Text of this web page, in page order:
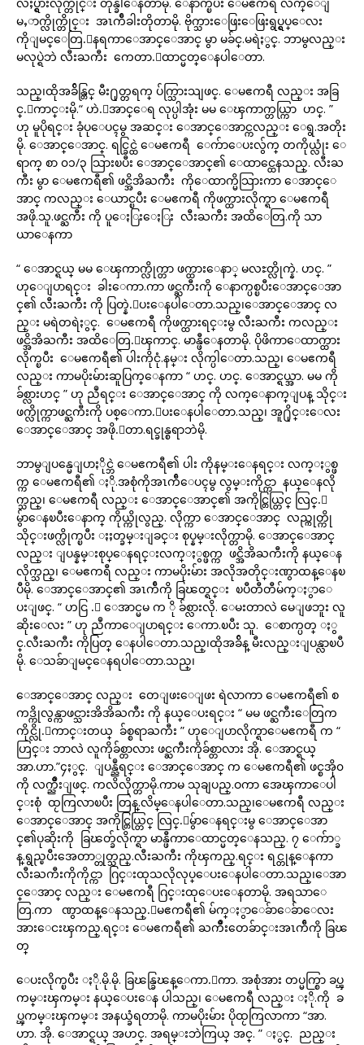
မႇာက္လိုက္တိုင္း အၤက်ီခါးတိုတာမို. ဗိုက္သားေဖြးေဖြးရွပ္ရွပ္ေလး
ကိုျမင္ေတြ.ေနရကာေအာင္ေအာင္ မွာ မခ်င္.မရဲႏွင္. ဘာမွလည္း
မလုပ္ရဲဘဲ လီးႀကီး ကေတာ.ေထာင္မတ္ေနပါေတာ.
သည္၊ထိုအခ်ိန္တြင္ မီး႐ုတ္တရက္ ပ်က္သြားသျဖင္. ေမဧကရီ လည္း အခြ
င္.ေကာင္းမို.“ ဟဲ.ေအာင္ေရ လုပ္ပါအုံး မမ ေၾကာက္တယ္ကြာ ဟင္. ”
ဟု မူပိုရင္း ခုံပုေပၚမွ အဆင္း ေအာင္ေအာင္ကလည္း ေရွ.အတိုး
မို. ေအာင္ေအာင္. ရင္ခြင္ထဲ ေမဧကရီ ေက်ာေပးလွ်က္ တကိုယ္လုံး ေ
ရာက္ စာ ၀၁/၃ သြားၿပီး ေအာင္ေအာင္၏ ေထာင္ထေနသည္. လီးႀ
ကီး မွာ ေမဧကရီ၏ ဖင္အိအိႀကီး ကိုေထာက္မိသြားကာ ေအာင္ေ
အာင္ ကလည္း ေယာင္ၿပီး ေမဧကရီ ကိုဖက္ထားလိုက္ရာ ေမဧကရီ
အဖို.သူ.ဖင္ႀကီး ကို ပူေႏြးေႏြး လီးႀကီး အထိေတြ.ကို သာ
ယာေနကာ
“ ေအာင္ရယ္ မမ ေၾကာက္လိုက္တာ ဖက္ထားေနာ္ မလႊတ္လိုက္နဲ. ဟင္. ”
ဟုေျပာရင္း ခါးေကာ.ကာ ဖင္ႀကီးကို ေနာက္ပစ္ၿပီးေအာင္ေအာ
င္၏ လီးႀကီး ကို ပြတ္နဲ.ေပးေနပါေတာ.သည္၊ေအာင္ေအာင္ လ
ည္း မရဲတရဲႏွင္. ေမဧကရီ ကိုဖက္ထားရင္းမွ လီးႀကီး ကလည္း
ဖင္အိအိႀကီး အထိေတြ.ေၾကာင္. မာန္ဖီေနတာမို. ပိုဖိကာေထာက္ထား
လိုက္ၿပီး ေမဧကရီ၏ ပါးကိုငုံ.နမ္း လိုက္ပါေတာ.သည္၊ ေမဧကရီ
လည္း ကာမပိုးမ်ားဆူပြက္ေနကာ “ ဟင္. ဟင္. ေအာင္ရယ္အာ. မမ ကို
ခ်စ္လားဟင္ ” ဟု ညဳရင္း ေအာင္ေအာင္ ကို လက္ေနာက္ျပန္ သိုင္း
ဖက္လိုက္ကာဖင္ႀကီးကို ပစ္ေကာ.ေပးေနပါေတာ.သည္၊ အူ႐ိုင္းေလး
ေအာင္ေအာင္ အဖို.ေတာ.ရင္ခုန္စရာဘဲမို.
ဘာမွျပန္မေျပာႏိုင္ဘဲ ေမဧကရီ၏ ပါး ကိုနမ္းေနရင္း လက္ႏွစ္ဖ
က္က ေမဧကရီ၏ ႏို.အစုံကိုအၤက်ီေပၚမွ လွမ္းကိုင္ကာ နယ္ေနလို
က္သည္၊ ေမဧကရီ လည္း ေအာင္ေအာင္၏ အကိုင္တြယ္တြင္ လြင္.ေ
မွ်ာေနၿပီးေနာက္ ကိုယ္ကိုလွည္. လိုက္ကာ ေအာင္ေအာင္ လည္ကုတ္ကို
သိုင္းဖက္လိုက္ၿပီး ႏႈတ္ခမ္းျခင္း စုပ္နမ္းလိုက္တာမို. ေအာင္ေအာင္
လည္း ျပန္နမ္းစုပ္ေနရင္းလက္ႏွစ္ဖက္က ဖင္အိအိႀကီးကို နယ္ေန
လိုက္သည္၊ ေမဧကရီ လည္း ကာမပိုးမ်ား အလိုအတိုင္းဏွာထန္ေနၿ
ပီမို. ေအာင္ေအာင္၏ အၤက်ီကို ခြၽတ္ရင္း ၿပီတီတီမ်က္ႏွာေ
ပးျဖင္. “ ဟငြ .္ ေအာင္မမ က ို ခ်စ္လားလို. ေမးတာလဲ မေျဖဘူး လူ
ဆိုးေလး ” ဟု ညဳကာေျပာရင္း ေကာ.ၿပီး သူ. ေစာက္ပတ္ ႏွ
င္.လီးႀကီး ကိုပြတ္ ေနပါေတာ.သည္၊ထိုအခ်ိန္ မီးလည္းျပန္လာၿပီ
မို. ေသခ်ာျမင္ေနရပါေတာ.သည္၊
ေအာင္ေအာင္ လည္း တေျဖးေျဖး ရဲလာကာ ေမဧကရီ၏ စ
ကဒ္ကိုလွန္ကာဖင္သားအိအိႀကီး ကို နယ္ေပးရင္း “ မမ ဖင္ႀကီးေတြက
ကိုင္လို.ေကာင္းတယ္ ခ်စ္စရာႀကီး ” ဟုေျပာလိုက္ရာေမဧကရီ က “
ဟြင္း ဘာလဲ လူကိုခ်စ္တာလား ဖင္ႀကီးကိုခ်စ္တာလား အို. ေအာင္ရယ္
အာ.ဟာ.”၄ႏွင္. ျပန္ညဳရင္း ေအာင္ေအာင္ က ေမဧကရီ၏ ဖင္စအို၀
ကို လက္ညိဳးျဖင္. ကလိလိုက္တာမို.ကာမ သုချပည္.ဝကာ အေၾကာေပါ
င္းစုံ ထႂကြလာၿပီး တြန္.လိမ္ေနပါေတာ.သည္၊ေမဧကရီ လည္း
ေအာင္ေအာင္ အကိုင္တြယ္တြင္ လြင္.ေမွ်ာေနရင္းမွ ေအာင္ေအာ
င္၏ပုဆိုးကို ခြၽတ္ခ်လိုက္ရာ မာန္ဖီကာေထာင္မတ္ေနသည္. ၇ ေက်ာ္ခ
န္.ရွည္ၿပီးအေတာ္တုတ္သည္.လီးႀကီး ကိုၾကည္.ရင္း ရင္တုန္ေနကာ
လီးႀကီးကိုကိုင္ကာ ဂြင္းထုသလိုလုပ္ေပးေနပါေတာ.သည္၊ေအာ
င္ေအာင္ လည္း ေမဧကရီ ဂြင္းထုေပးေနတာမို. အရသာေ
တြ.ကာ ဏွာထန္ေနသည္.ေမဧကရီ၏ မ်က္ႏွာေခ်ာေခ်ာေလး
အားေငးၾကည္.ရင္း ေမဧကရီ၏ ႀကိဳးတေခ်ာင္းအၤက်ီကို ခြၽ
တ္
ေပးလိုက္ၿပီး ႏို.မို.မို. ခြၽန္ခြၽန္ေကာ.ေကာ. အစုံအား တပ္မက္စြာ ခပ္ၾ
ကမ္းၾကမ္း နယ္ေပးေန ပါသည္၊ ေမဧကရီ လည္း ႏို.ကို ခ
ပ္ၾကမ္းၾကမ္း အနယ္ခံရတာမို. ကာမပိုးမ်ား ပိုထႂကြလာကာ “အာ.
ဟာ. အို. ေအာင္ရယ္ အဟင္. အရမ္းဘဲကြယ္ အင္. ” ႏွင္. ညည္း